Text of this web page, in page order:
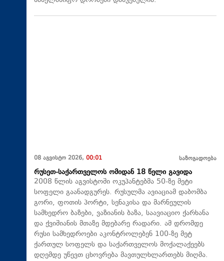
08 აგვისტო 2026, 00:01 საზოგადოება
რუსეთ-საქართველოს ომიდან 18 წელი გავიდა
2008 წლის აგვისტოში ოკუპანტებმა 50-ზე მეტი
სოფელი გაანადგურეს. რუსულმა ავიაციამ დაბომბა
გორი, ფოთის პორტი, სენაკისა და მარნეულის
სამხედრო ბაზები, ვაზიანის ბაზა, საავიაციო ქარხანა
და ქვიშიანის მთაზე მდებარე რადარი. ამ დრომდე
რუსი სამხედროები აკონტროლებენ 100-ზე მეტ
ქართულ სოფელს და საქართველოს მოქალაქეებს
დღემდე უწევთ ცხოვრება მავთულხლართებს მიღმა.